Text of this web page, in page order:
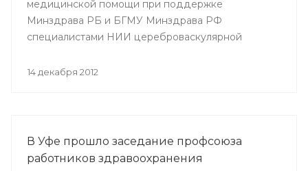
медицинской помощи при поддержке
Минздрава РБ и БГМУ Минздрава РФ
специалистами НИИ цереброваскулярной
(г.Москва) будет проведен мастер-класс.
14 декабря 2012
В Уфе прошло заседание профсоюза
работников здравоохранения